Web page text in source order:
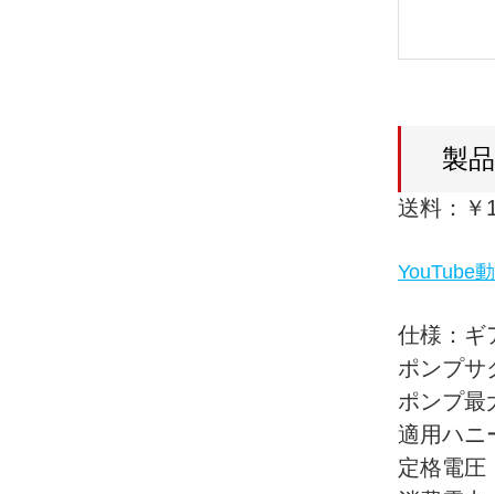
製
送料：￥
YouTube
仕様：ギ
ポンプサ
ポンプ最
適用ハニ
定格電圧